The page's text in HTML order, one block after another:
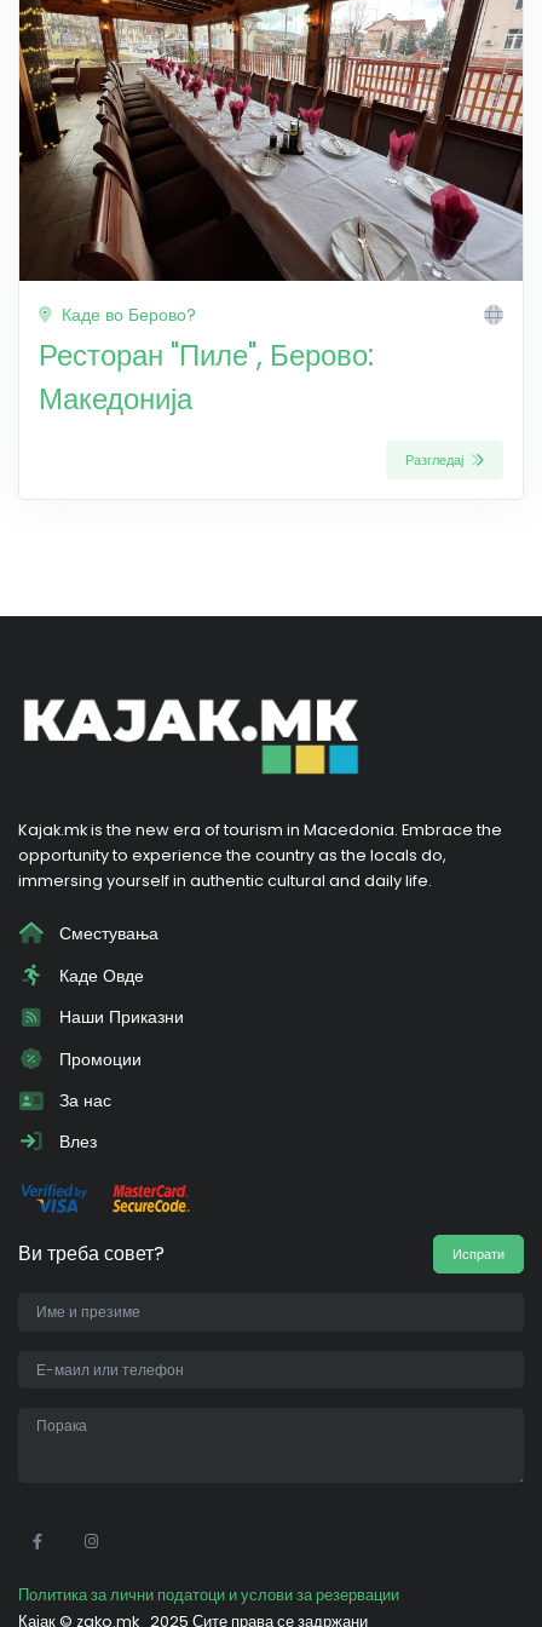
Каде во Берово?
Ресторан "Пиле", Берово:
Македонија
Разгледај
Kajak.mk is the new era of tourism in Macedonia. Embrace the
opportunity to experience the country as the locals do,
immersing yourself in authentic cultural and daily life.
Сместувања
Каде Овде
Наши Приказни
Промоции
За нас
Влез
Ви треба совет? Испрати
Политика за лични податоци и услови за резервации
Кајак © zako.mk 2025 Сите права се задржани